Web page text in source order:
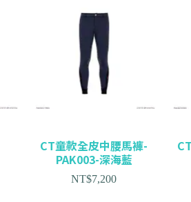
CT童款全皮中腰馬褲-
PAK003-深海藍
NT$7,200